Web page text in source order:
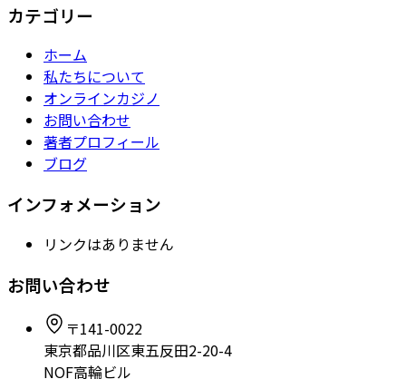
カテゴリー
ホーム
私たちについて
オンラインカジノ
お問い合わせ
著者プロフィール
ブログ
インフォメーション
リンクはありません
お問い合わせ
〒141-0022
東京都品川区東五反田2-20-4
NOF高輪ビル